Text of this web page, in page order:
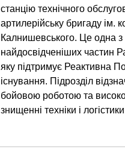
станцію технічного
артилерійську бригаду ім.
Калнишевського. Це одна з
найдосвідченіших частин
яку підтримує Реактивна
існування. Підрозділ
бойовою роботою та
знищенні техніки і